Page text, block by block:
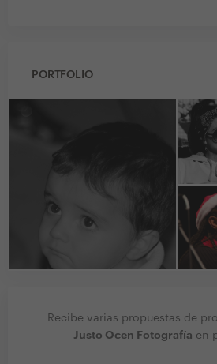
PORTFOLIO
Recibe varias propuestas de
Justo Ocen Fotografía en